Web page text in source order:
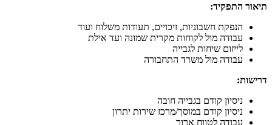
תיאור התפקיד:
הנפקת חשבוניות, זיכויים, תעודות משלוח ועוד
עבודה מול לקוחות מקרית שמונה ועד אילת
לייזום שיחות לגבייה
עבודה מול משרד התחבורה
דרישות:
ניסיון קודם בגבייה חובה
ניסיון קודם במוסך/מרכז שירות יתרון
עבודה לטווח ארוך